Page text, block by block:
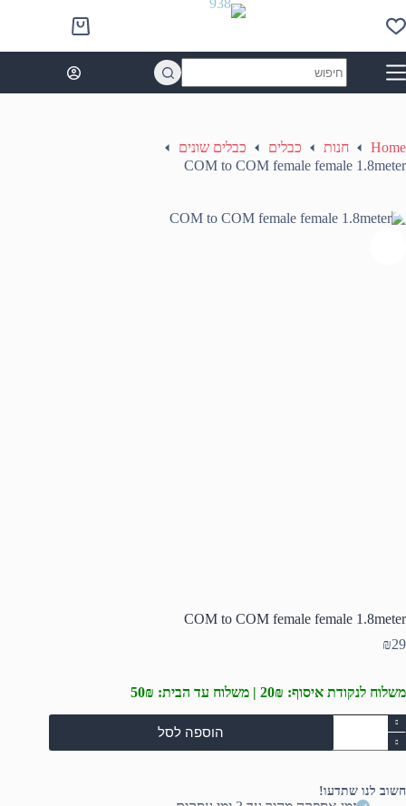
to
content
Shopping
cart
results
Home חנות כבלים
כבלים שונים
COM to COM female female 1.8meter
COM to COM female female 1.8meter
₪29
משלוח לנקודת איסוף: 20₪ | משלוח עד הבית: 50₪
כמות
של
COM
female
הוספה לסל
חשוב לנו שתדעו!